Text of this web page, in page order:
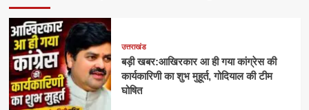
उत्तराखंड
बड़ी खबर:आखिरकार आ ही गया कांग्रेस की
कार्यकारिणी का शुभ मुहूर्त, गोदियाल की टीम
घोषित